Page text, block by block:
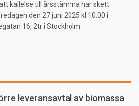
kallelse till årsstämma har skett.
den 27 juni 2025 kl 10.00 i
16, 2tr i Stockholm.
leveransavtal av biomassa